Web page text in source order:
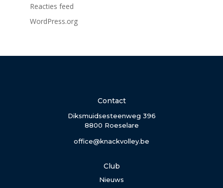
Reacties feed
WordPress.org
Contact
Diksmuidsesteenweg 396
8800 Roeselare
office@knackvolley.be
Club
Nieuws